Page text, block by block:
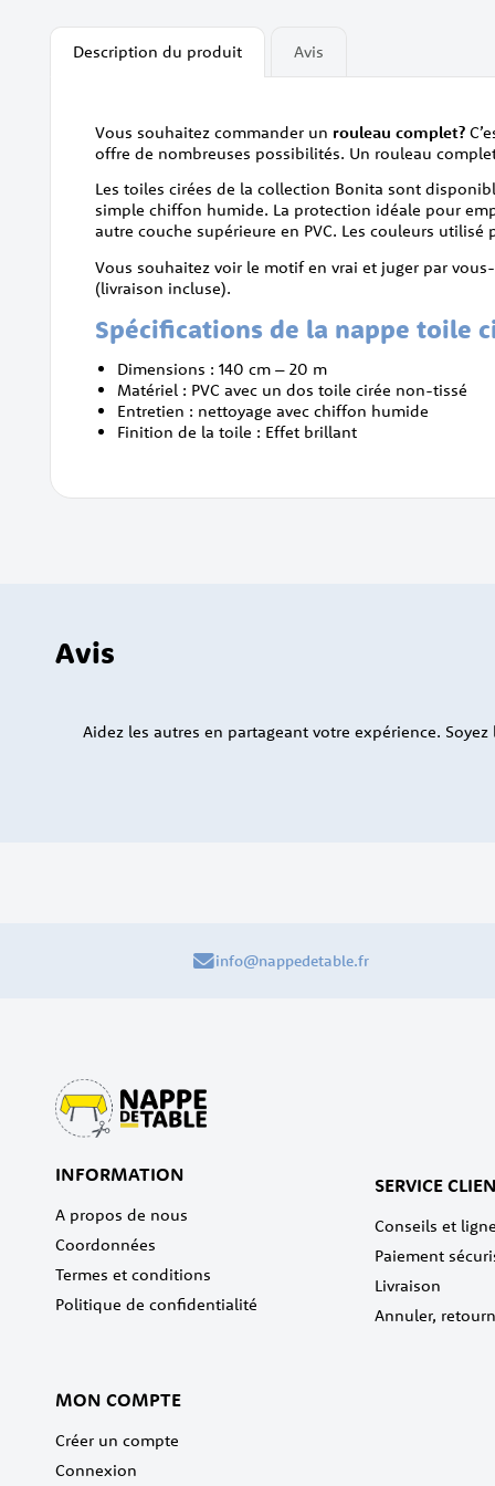
of
theDescription du produit
Vous souhaitez commander un rouleau complet?
offre de nombreuses possibilités. Un rouleau
Les toiles cirées de la collection Bonita sont
simple chiffon humide. La protection idéale pour
autre couche supérieure en PVC. Les couleurs
Vous souhaitez voir le motif en vrai et juger par
(livraison incluse).
Spécifications de la nappe toile
Dimensions : 140 cm – 20 m
Matériel : PVC avec un dos toile cirée non-tissé
Entretien : nettoyage avec chiffon humide
Finition de la toile : Effet brillant
Avis
Avis
Aidez les autres en partageant votre expérience.
info@nappedetable.fr
INFORMATION
A propos de nous
Coordonnées
Termes et conditions
Politique de confidentialité
SERVICE
Conseils et
Paiement
Livraison
Annuler,
MON COMPTE
Créer un compte
Connexion